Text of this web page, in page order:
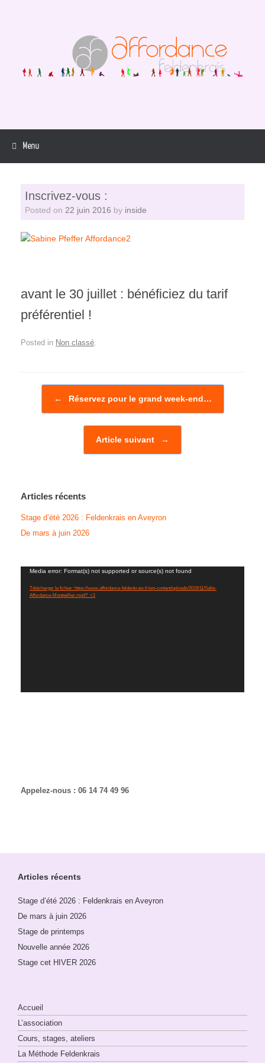
Menu
Inscrivez-vous :
Posted on 22 juin 2016 by inside
avant le 30 juillet : bénéficiez du tarif
préférentiel !
Posted in Non classé
← Réservez pour le grand week-end…
Article suivant →
Articles récents
Stage d’été 2026 : Feldenkrais en Aveyron
De mars à juin 2026
Lecteur
Media error: Format(s) not supported or source(s) not found
Télécharger le fichier: https://www.affordance-feldenkrais.fr/wp-content/uploads/2019/11/Salle-
Affordance-Montpellier.mp4?_=1
Appelez-nous : 06 14 74 49 96
Articles récents
Stage d’été 2026 : Feldenkrais en Aveyron
De mars à juin 2026
Stage de printemps
Nouvelle année 2026
Stage cet HIVER 2026
Accueil
L’association
Cours, stages, ateliers
La Méthode Feldenkrais